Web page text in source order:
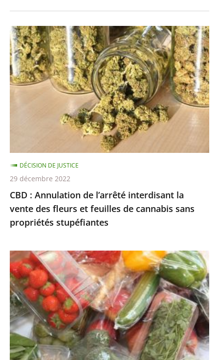
après
avant
CBD
:
Annulation
de
l’arrêté
fleurs
et
feuilles
de
cannabis
sans
stupéfiantes
CBD : Annulation de l’arrêté interdisant la
vente des fleurs et feuilles de cannabis sans
propriétés stupéfiantes
DÉCISION DE JUSTICE
29 décembre 2022
Le
Conseil
d’État
annule
la
liste
des
fruits